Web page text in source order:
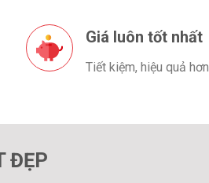
Giá luôn tốt nhất
Tiết kiệm, hiệu quả hơn
ĐẸP